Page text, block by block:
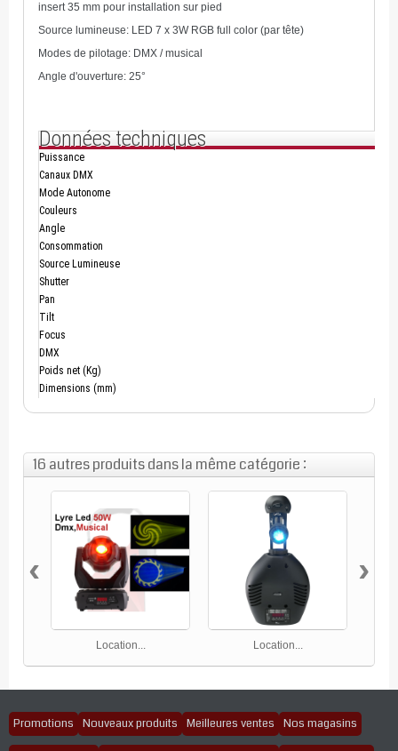
insert 35 mm pour installation sur pied
Source lumineuse: LED 7 x 3W RGB full color (par tête)
Modes de pilotage: DMX / musical
Angle d'ouverture: 25°
Données techniques
Puissance
Canaux DMX
Mode Autonome
Couleurs
Angle
Consommation
Source Lumineuse
Shutter
Pan
Tilt
Focus
DMX
Poids net (Kg)
Dimensions (mm)
16 autres produits dans la même catégorie :
Location... Location...
‹ ›
Promotions Nouveaux produits Meilleures ventes Nos magasins